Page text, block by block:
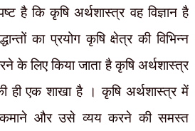
है कि कृषि अर्थशास्त्र वह विज्ञान है
का प्रयोग कृषि क्षेत्र की विभिन्न
के लिए किया जाता है कृषि अर्थशास्त्र
ही एक शाखा है । कृषि अर्थशास्त्र में
और उसे व्यय करने की समस्त